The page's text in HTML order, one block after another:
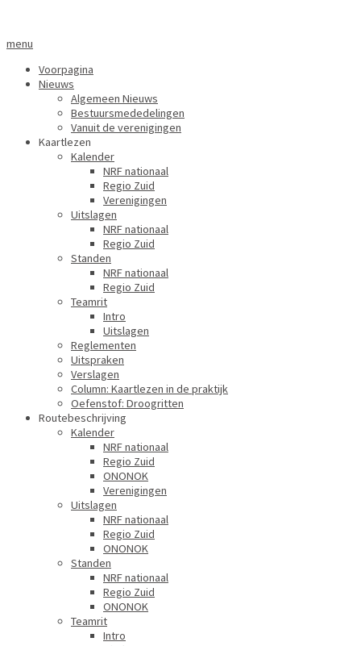
menu
Voorpagina
Nieuws
Algemeen Nieuws
Bestuursmededelingen
Vanuit de verenigingen
Kaartlezen
Kalender
NRF nationaal
Regio Zuid
Verenigingen
Uitslagen
NRF nationaal
Regio Zuid
Standen
NRF nationaal
Regio Zuid
Teamrit
Intro
Uitslagen
Reglementen
Uitspraken
Verslagen
Column: Kaartlezen in de praktijk
Oefenstof: Droogritten
Routebeschrijving
Kalender
NRF nationaal
Regio Zuid
ONONOK
Verenigingen
Uitslagen
NRF nationaal
Regio Zuid
ONONOK
Standen
NRF nationaal
Regio Zuid
ONONOK
Teamrit
Intro